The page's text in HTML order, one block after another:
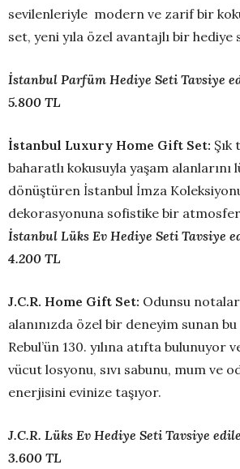
sevilenleriyle modern ve zarif bir
set, yeni yıla özel avantajlı bir hediye
İstanbul Parfüm Hediye Seti Tavsiye
5.800 TL
İstanbul Luxury Home Gift Set: Şık
baharatlı kokusuyla yaşam alanlarını
dönüştüren İstanbul İmza
dekorasyonuna sofistike bir
İstanbul Lüks Ev Hediye Seti Tavsiye
4.200 TL
J.C.R. Home Gift Set: Odunsu
alanınızda özel bir deneyim sunan
Rebul’ün 130. yılına atıfta bulunuyor
vücut losyonu, sıvı sabunu, mum ve
enerjisini evinize taşıyor.
J.C.R. Lüks Ev Hediye Seti Tavsiye
3.600 TL